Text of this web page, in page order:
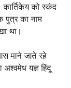
कार्तिकेय को स्कंद
पुत्र का नाम
था।
माने जाते रहे
यज्ञ हिंदू